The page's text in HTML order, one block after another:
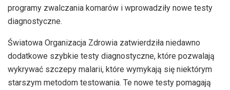
programy zwalczania komarów i wprowadziły nowe testy
diagnostyczne.
Światowa Organizacja Zdrowia zatwierdziła niedawno
dodatkowe szybkie testy diagnostyczne, które pozwalają
wykrywać szczepy malarii, które wymykają się niektórym
starszym metodom testowania. Te nowe testy pomagają